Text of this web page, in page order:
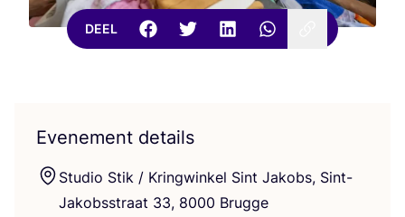
DEEL
Evenement details
Stu­dio Stik / Kring­win­kel Sint Jakobs, Sint-
Jakobs­straat 33, 8000 Brugge